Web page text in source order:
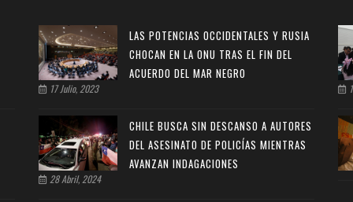
LAS POTENCIAS OCCIDENTALES Y RUSIA
CHOCAN EN LA ONU TRAS EL FIN DEL
ACUERDO DEL MAR NEGRO
17 Julio, 2023
CHILE BUSCA SIN DESCANSO A AUTORES
DEL ASESINATO DE POLICÍAS MIENTRAS
AVANZAN INDAGACIONES
28 Abril, 2024